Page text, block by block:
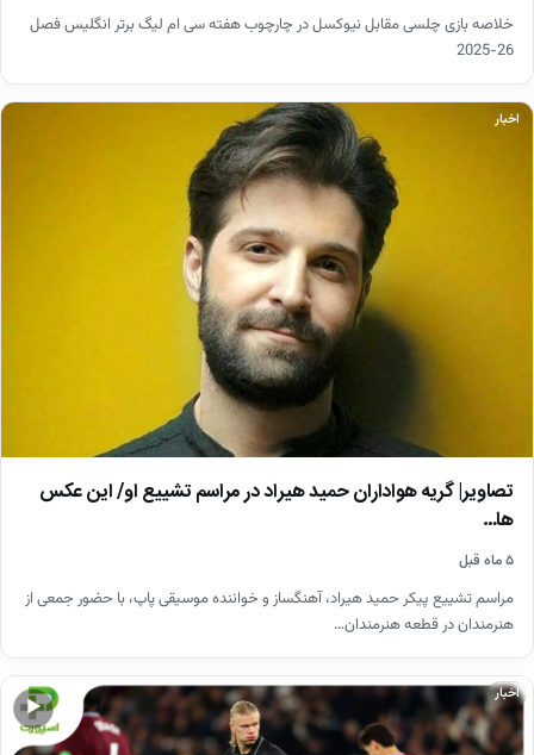
خلاصه بازی چلسی مقابل نیوکسل در چارچوب هفته سی ام لیگ برتر انگلیس فصل
26-2025
اخبار
تصاویر| گریه هواداران حمید هیراد در مراسم تشییع او/ این عکس
ها…
۵ ماه قبل
مراسم تشییع پیکر حمید هیراد، آهنگساز و خواننده موسیقی پاپ، با حضور جمعی از
هنرمندان در قطعه هنرمندان…
▶
اخبار